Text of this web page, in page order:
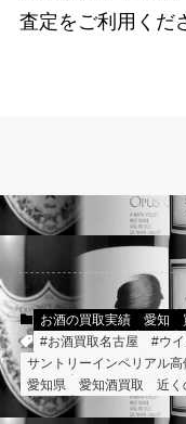
査定をご利用くだ
お酒の買取実績 愛知
#お酒買取名古屋
#ウ
サントリーインペリアル高
愛知県
愛知酒買取 近く